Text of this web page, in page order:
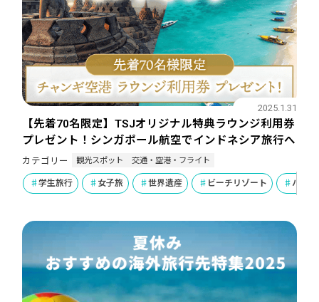
【先着70名限定】TSJオリジナル特典ラウンジ利用券
プレゼント！シンガポール航空でインドネシア旅行へ
2025.1.31
カテゴリー 観光スポット 交通・空港・フライト
学生旅行 女子旅 世界遺産 ビーチリゾート ハネム